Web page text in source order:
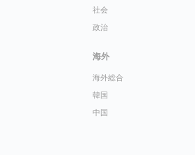
社会
政治
海外
海外総合
韓国
中国